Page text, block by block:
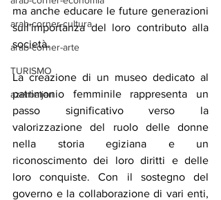
arab-corner-cultura
arab-corner-arte
TURISMO
azerbaijan
ma anche educare le future generazioni
sull'importanza del loro contributo alla
società.
La creazione di un museo dedicato al
patrimonio femminile rappresenta un
passo significativo verso la
valorizzazione del ruolo delle donne
nella storia egiziana e un
riconoscimento dei loro diritti e delle
loro conquiste. Con il sostegno del
governo e la collaborazione di vari enti,